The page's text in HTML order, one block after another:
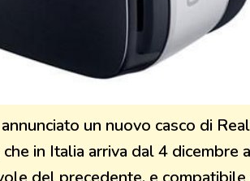
un nuovo casco di
in Italia arriva dal 4 dicembre